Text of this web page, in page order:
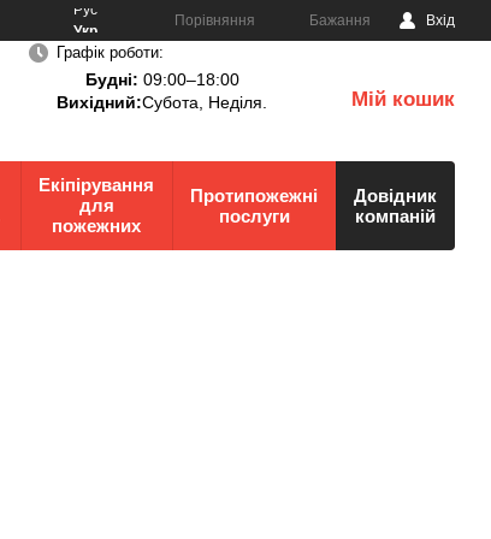
Рус
Укр
Порівняння Бажання Вхід
Графік роботи:
Будні: 09:00–18:00
Вихідний:Субота, Неділя. Мій кошик
Екіпірування
для
пожежних
Протипожежні
послуги
Довідник
компаній